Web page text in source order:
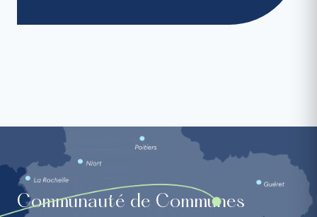
Communauté de Communes